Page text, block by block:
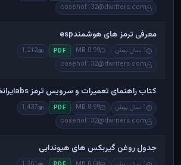
cosehof132@dwriters.com
معرفی ترمز های هوشمندesp
1 سال پیش 0.99 MB
PDF
1,212
cosehof132@dwriters.com
کتاب راهنمای تعمیرات و سرویس ترمز absایرانخودرو
1 سال پیش 8.99 MB
PDF
1,437
cosehof132@dwriters.com
جدول روغن گیربکس های هیوندایی